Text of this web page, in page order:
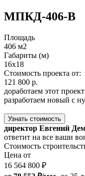
МПКД-406-В
Площадь
406 м2
Габариты (м)
16x18
Стоимость проекта от:
121 800 р.
доработаем этот
разработаем новый с
Узнать стоимость
директор Евгений
ответит на все ваши
Стоимость
Цена от
16 564 800 ₽